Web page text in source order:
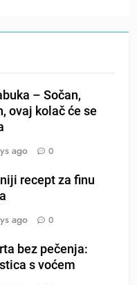
– Sočan,
ovaj kolač će se
ago 0
recept za finu
ago 0
bez pečenja:
s voćem